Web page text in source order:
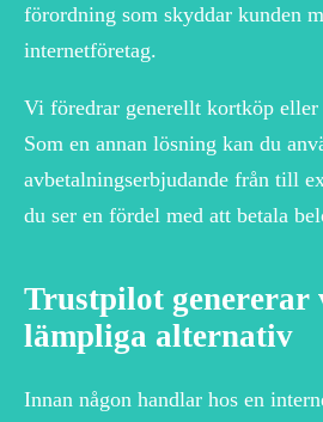
förordning som skyddar kunden
internetföretag.
Vi föredrar generellt kortköp
Som en annan lösning kan du
avbetalningserbjudande från till
du ser en fördel med att betala
Trustpilot genererar
lämpliga alternativ
Innan någon handlar hos en